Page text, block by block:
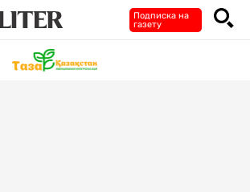
Подписка на
газету